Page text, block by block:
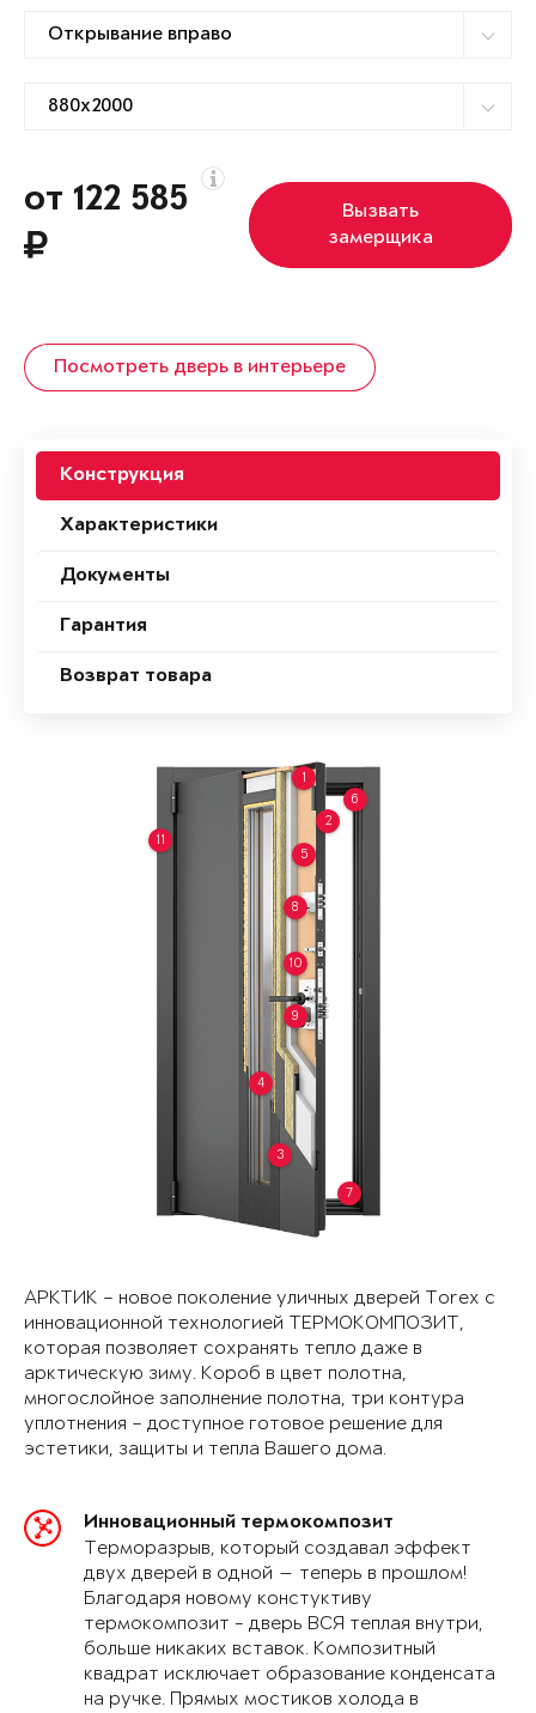
от 122 585
Вызвать
замерщика
Посмотреть дверь в интерьере
Конструкция
Характеристики
Документы
Гарантия
Возврат товара
1
2
3
4
5
6
7
8
9
10
11
АРКТИК – новое поколение уличных дверей Torex с
инновационной технологией ТЕРМОКОМПОЗИТ,
которая позволяет сохранять тепло даже в
арктическую зиму. Короб в цвет полотна,
многослойное заполнение полотна, три контура
уплотнения – доступное готовое решение для
эстетики, защиты и тепла Вашего дома.
Инновационный термокомпозит
Терморазрыв, который создавал эффект
двух дверей в одной — теперь в прошлом!
Благодаря новому констуктиву
термокомпозит - дверь ВСЯ теплая внутри,
больше никаких вставок. Композитный
квадрат исключает образование конденсата
на ручке. Прямых мостиков холода в